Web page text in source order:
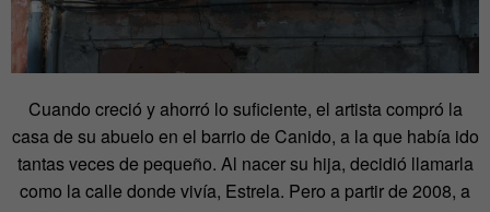
Cuando creció y ahorró lo suficiente, el artista compró la
casa de su abuelo en el barrio de Canido, a la que había ido
tantas veces de pequeño. Al nacer su hija, decidió llamarla
como la calle donde vivía, Estrela. Pero a partir de 2008, a